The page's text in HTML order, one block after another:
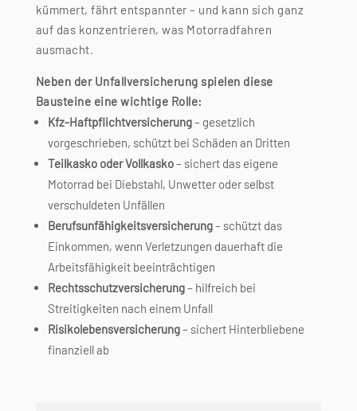
kümmert, fährt entspannter – und kann sich ganz
auf das konzentrieren, was Motorradfahren
ausmacht.
Neben der Unfallversicherung spielen diese
Bausteine eine wichtige Rolle:
Kfz-Haftpflichtversicherung– gesetzlich
vorgeschrieben, schützt bei Schäden an Dritten
Teilkasko oder Vollkasko– sichert das eigene
Motorrad bei Diebstahl, Unwetter oder selbst
verschuldeten Unfällen
Berufsunfähigkeitsversicherung– schützt das
Einkommen, wenn Verletzungen dauerhaft die
Arbeitsfähigkeit beeinträchtigen
Rechtsschutzversicherung– hilfreich bei
Streitigkeiten nach einem Unfall
Risikolebensversicherung– sichert Hinterbliebene
finanziell ab